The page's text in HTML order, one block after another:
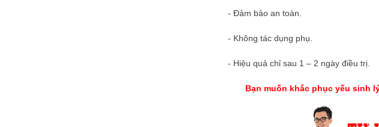
- Đảm bảo an toàn.
- Không tác dụng phụ.
- Hiệu quả chỉ sau 1 – 2 ngày điều trị.
Bạn muốn khắc phục yếu sinh